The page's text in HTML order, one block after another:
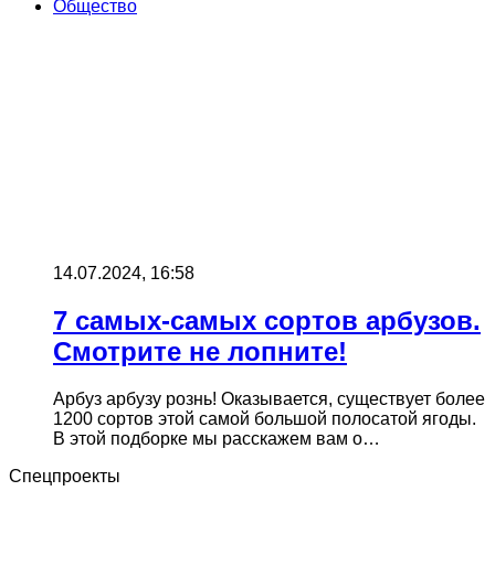
Общество
14.07.2024, 16:58
7 самых-самых сортов арбузов.
Смотрите не лопните!
Арбуз арбузу рознь! Оказывается, существует более
1200 сортов этой самой большой полосатой ягоды.
В этой подборке мы расскажем вам о…
Спецпроекты